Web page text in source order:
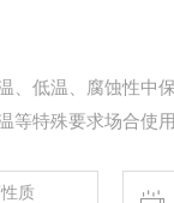
、低温、腐蚀性中
等特殊要求场合使用
质